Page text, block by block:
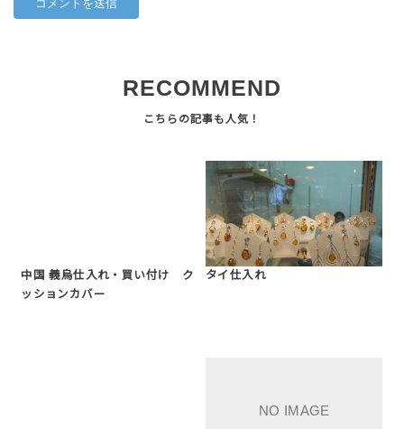
RECOMMEND
中国 義烏仕入れ・買い付け ク
ッションカバー
タイ仕入れ